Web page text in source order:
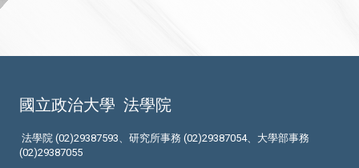
國立政治大學 法學院
法學院 (02)29387593、研究所事務 (02)29387054、大學部事務
(02)29387055